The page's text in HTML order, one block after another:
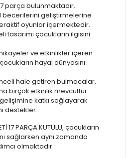
parça bulunmaktadır.
becerilerini geliştirmelerine
oyunlar içermektedir.
tasarımı çocukların ilgisini
ve etkinlikler içeren
hayal dünyasını
hale getiren bulmacalar,
birçok etkinlik mevcuttur.
katkı sağlayarak
destekler.
17 PARÇA KUTULU, çocukların
sağlarken aynı zamanda
olmaktadır.